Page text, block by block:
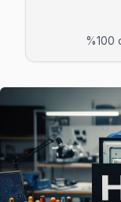
Hitachi
Hitachi
Gündoğdu
Gündoğdu
Hürriyet
Hürriyet
%100